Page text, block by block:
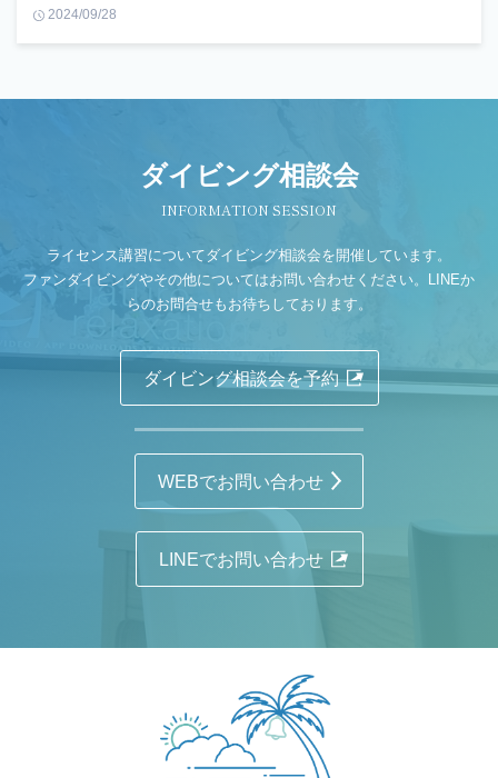
2024/09/28
ダイビング相談会
INFORMATION SESSION
ライセンス講習についてダイビング相談会を開催しています。
ファンダイビングやその他についてはお問い合わせください。LINEか
らのお問合せもお待ちしております。
ダイビング相談会を予約
WEBでお問い合わせ
LINEでお問い合わせ